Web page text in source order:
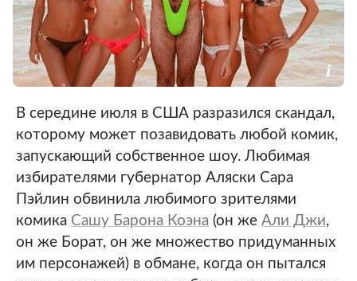
В середине июля в США разразился скандал,
которому может позавидовать любой комик,
запускающий собственное шоу. Любимая
избирателями губернатор Аляски Сара
Пэйлин обвинила любимого зрителями
комика Сашу Барона Коэна (он же Али Джи,
он же Борат, он же множество придуманных
им персонажей) в обмане, когда он пытался